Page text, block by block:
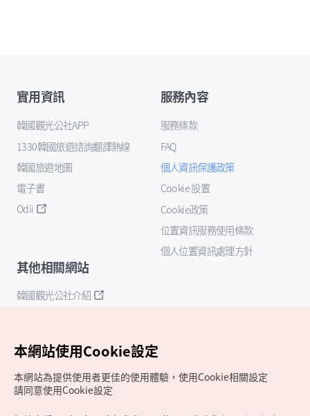
實用資訊
韓國觀光公社APP
1330韓國旅遊諮詢翻譯熱線
韓國旅遊地圖
電子書
Odii
服務內容
服務條款
FAQ
個人資訊保護政策
Cookie 設置
Cookie政策
位置資訊服務使用條款
個人位置資訊處理方針
其他相關網站
韓國觀光公社介紹
本網站使用Cookie設定
本網站為提供使用者更佳的使用體驗，使用Cookie相關設定
請同意使用Cookie設定